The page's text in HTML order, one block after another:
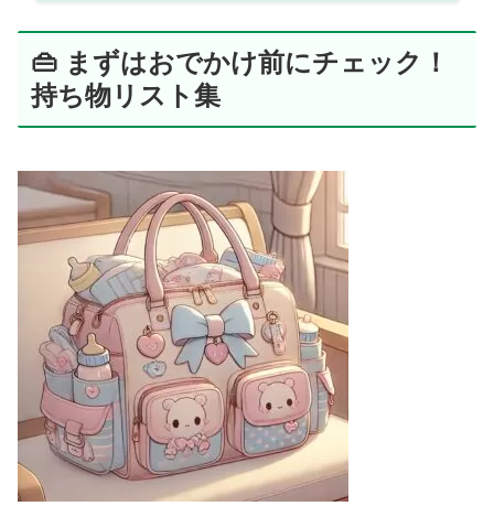
👜 まずはおでかけ前にチェック！
持ち物リスト集